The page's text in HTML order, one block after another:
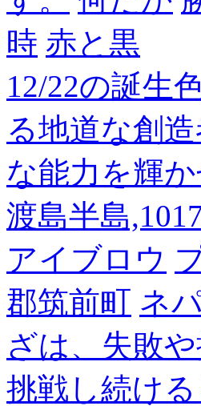
時 赤と黒
12/22の誕生
る地道な創
な能力を輝
渡島半島
アイブロウ
郡筑前町 ネ
ざは、失敗
挑戦し続け